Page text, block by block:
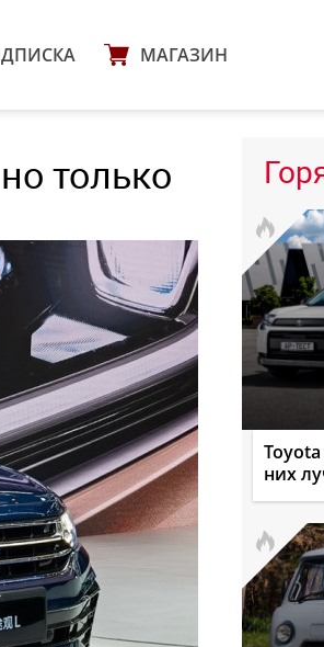
МАГАЗИН
только
Toyota
них